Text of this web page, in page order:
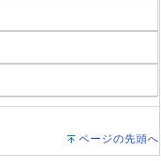
ページの先頭へ